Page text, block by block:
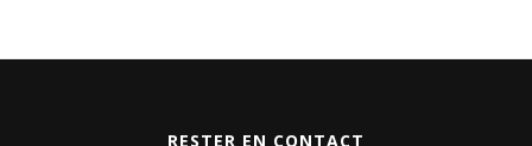
RESTER EN CONTACT